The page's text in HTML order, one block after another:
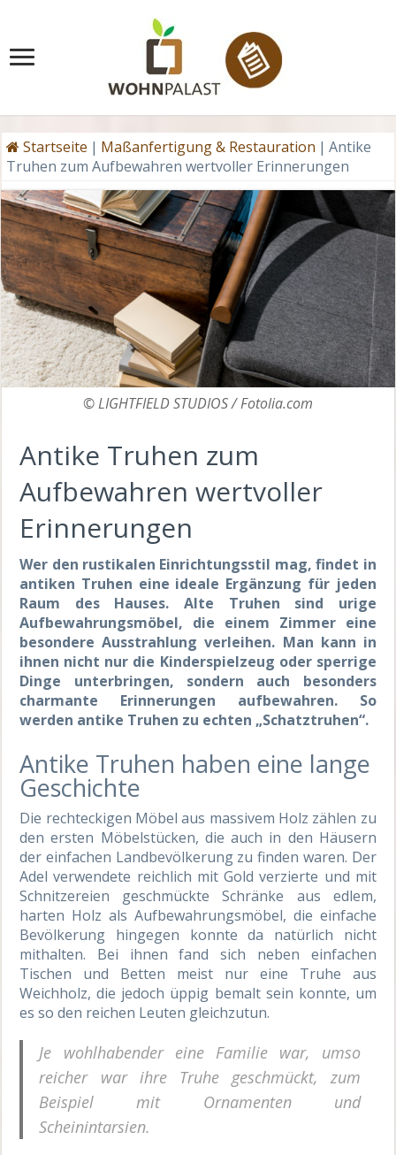
Startseite | Maßanfertigung & Restauration | Antike
Truhen zum Aufbewahren wertvoller Erinnerungen
© LIGHTFIELD STUDIOS / Fotolia.com
Antike Truhen zum
Aufbewahren wertvoller
Erinnerungen
Wer den rustikalen Einrichtungsstil mag, findet in
antiken Truhen eine ideale Ergänzung für jeden
Raum des Hauses. Alte Truhen sind urige
Aufbewahrungsmöbel, die einem Zimmer eine
besondere Ausstrahlung verleihen. Man kann in
ihnen nicht nur die Kinderspielzeug oder sperrige
Dinge unterbringen, sondern auch besonders
charmante Erinnerungen aufbewahren. So
werden antike Truhen zu echten „Schatztruhen“.
Antike Truhen haben eine lange
Geschichte
Die rechteckigen Möbel aus massivem Holz zählen zu
den ersten Möbelstücken, die auch in den Häusern
der einfachen Landbevölkerung zu finden waren. Der
Adel verwendete reichlich mit Gold verzierte und mit
Schnitzereien geschmückte Schränke aus edlem,
harten Holz als Aufbewahrungsmöbel, die einfache
Bevölkerung hingegen konnte da natürlich nicht
mithalten. Bei ihnen fand sich neben einfachen
Tischen und Betten meist nur eine Truhe aus
Weichholz, die jedoch üppig bemalt sein konnte, um
es so den reichen Leuten gleichzutun.
Je wohlhabender eine Familie war, umso
reicher war ihre Truhe geschmückt, zum
Beispiel mit Ornamenten und
Scheinintarsien.